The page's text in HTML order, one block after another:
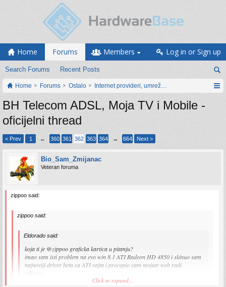
Home Forums
Search Forums Recent Posts
Members Log in or Sign up
Home Forums Ostalo Internet provideri, umrežavanje i web servisi
BH Telecom ADSL, Moja TV i Mobile -
oficijelni thread
< Prev 1 ← 360 361 362 363 364 → 664 Next >
Bio_Sam_Zmijanac
Veteran foruma
zippoo said:
zippoo said:
Eldorado said:
koja ti je @zippoo graficka kartica u pitanju?
imao sam isti problem na evo win 8.1 ATI Radeon HD 4850 i skinuo sam
najnoviji driver beta sa ATI sajta i procepio sam mojutv web radi
odlicno...
Click to expand...